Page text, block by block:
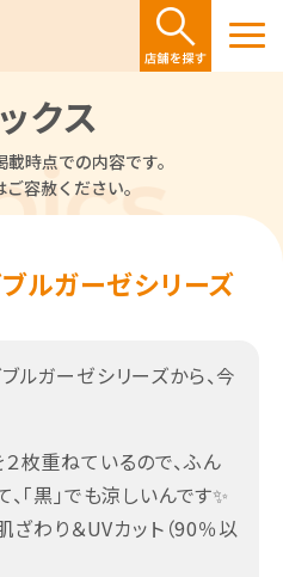
クス
時点での内容です。
容赦ください。
ルガーゼシリーズ
ルガーゼシリーズから、今
枚重ねているので、ふん
「黒」でも涼しいんです✨
わり＆UVカット（90％以